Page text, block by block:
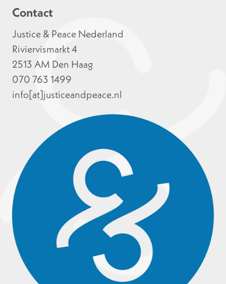
Contact
Justice & Peace Nederland
Riviervismarkt 4
2513 AM Den Haag
070 763 1499
info[at]justiceandpeace.nl